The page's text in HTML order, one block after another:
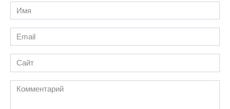
Имя
*
Email
*
Сайт
Комментарий